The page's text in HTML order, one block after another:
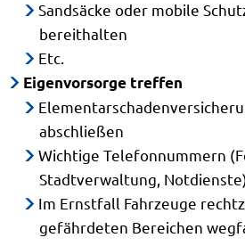
Sandsäcke oder mobile
bereithalten
Etc.
Eigenvorsorge treffen
abschließen
Wichtige Telefonnummern
Stadtverwaltung,
Im Ernstfall Fahrzeuge
gefährdeten Bereichen